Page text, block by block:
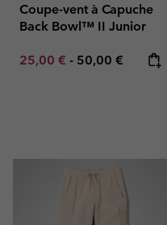
Coupe-vent à Capuche
Back Bowl™ II Junior
Minimum sale price:
25,00 € - Maximum price:
50,00 €